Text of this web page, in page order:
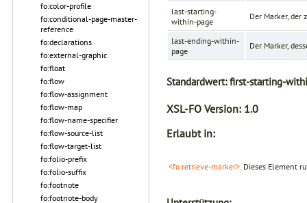
fo:color-profile
fo:conditional-page-master-
reference
fo:declarations
fo:external-graphic
fo:float
fo:flow
fo:flow-assignment
fo:flow-map
fo:flow-name-specifier
fo:flow-source-list
fo:flow-target-list
fo:folio-prefix
fo:folio-suffix
fo:footnote
fo:footnote-body
last-starting-
within-page
Der Marker, der
last-ending-within-
page
Der Marker,
Standardwert:first-starting-
XSL-FO Version: 1.0
Erlaubt in:
<fo:retrieve-marker> Dieses Element